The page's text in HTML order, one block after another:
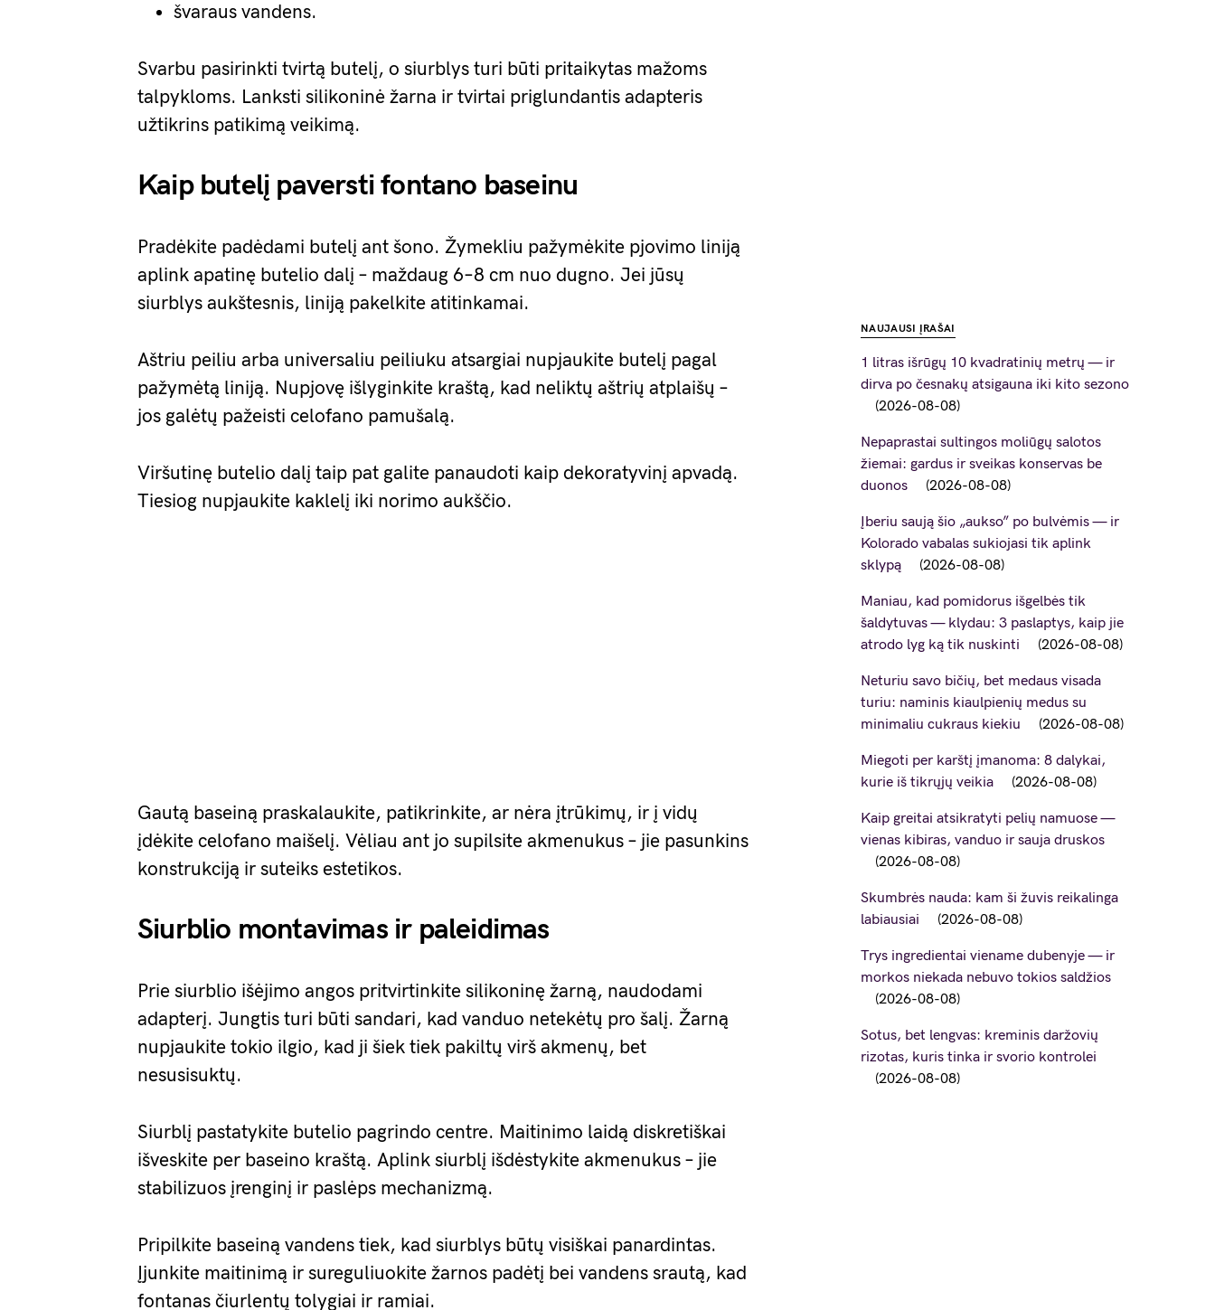
švaraus vandens.
Svarbu pasirinkti tvirtą butelį, o siurblys turi būti pritaikytas mažoms
talpykloms. Lanksti silikoninė žarna ir tvirtai priglundantis adapteris
užtikrins patikimą veikimą.
Kaip butelį paversti fontano baseinu
Pradėkite padėdami butelį ant šono. Žymekliu pažymėkite pjovimo liniją
aplink apatinę butelio dalį – maždaug 6–8 cm nuo dugno. Jei jūsų
siurblys aukštesnis, liniją pakelkite atitinkamai.
Aštriu peiliu arba universaliu peiliuku atsargiai nupjaukite butelį pagal
pažymėtą liniją. Nupjovę išlyginkite kraštą, kad neliktų aštrių atplaišų –
jos galėtų pažeisti celofano pamušalą.
Viršutinę butelio dalį taip pat galite panaudoti kaip dekoratyvinį apvadą.
Tiesiog nupjaukite kaklelį iki norimo aukščio.
Gautą baseiną praskalaukite, patikrinkite, ar nėra įtrūkimų, ir į vidų
įdėkite celofano maišelį. Vėliau ant jo supilsite akmenukus – jie pasunkins
konstrukciją ir suteiks estetikos.
Siurblio montavimas ir paleidimas
Prie siurblio išėjimo angos pritvirtinkite silikoninę žarną, naudodami
adapterį. Jungtis turi būti sandari, kad vanduo netekėtų pro šalį. Žarną
nupjaukite tokio ilgio, kad ji šiek tiek pakiltų virš akmenų, bet
nesusisuktų.
Siurblį pastatykite butelio pagrindo centre. Maitinimo laidą diskretiškai
išveskite per baseino kraštą. Aplink siurblį išdėstykite akmenukus – jie
stabilizuos įrenginį ir paslėps mechanizmą.
Pripilkite baseiną vandens tiek, kad siurblys būtų visiškai panardintas.
Įjunkite maitinimą ir sureguliuokite žarnos padėtį bei vandens srautą, kad
fontanas čiurlentų tolygiai ir ramiai.
NAUJAUSI ĮRAŠAI
1 litras išrūgų 10 kvadratinių metrų — ir
dirva po česnakų atsigauna iki kito sezono
2026-08-08
Nepaprastai sultingos moliūgų salotos
žiemai: gardus ir sveikas konservas be
duonos
2026-08-08
Įberiu saują šio „aukso” po bulvėmis — ir
Kolorado vabalas sukiojasi tik aplink
sklypą
2026-08-08
Maniau, kad pomidorus išgelbės tik
šaldytuvas — klydau: 3 paslaptys, kaip jie
atrodo lyg ką tik nuskinti
2026-08-08
Neturiu savo bičių, bet medaus visada
turiu: naminis kiaulpienių medus su
minimaliu cukraus kiekiu
2026-08-08
Miegoti per karštį įmanoma: 8 dalykai,
kurie iš tikrųjų veikia
2026-08-08
Kaip greitai atsikratyti pelių namuose —
vienas kibiras, vanduo ir sauja druskos
2026-08-08
Skumbrės nauda: kam ši žuvis reikalinga
labiausiai
2026-08-08
Trys ingredientai viename dubenyje — ir
morkos niekada nebuvo tokios saldžios
2026-08-08
Sotus, bet lengvas: kreminis daržovių
rizotas, kuris tinka ir svorio kontrolei
2026-08-08